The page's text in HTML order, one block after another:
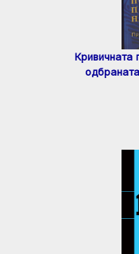
Кривичната